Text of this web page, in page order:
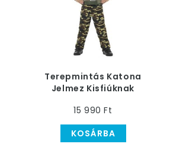
Terepmintás Katona
Jelmez Kisfiúknak
15 990 Ft
KOSÁRBA